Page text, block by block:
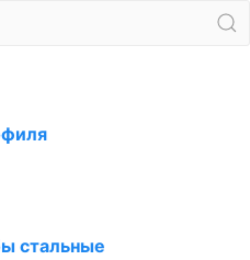
стальные